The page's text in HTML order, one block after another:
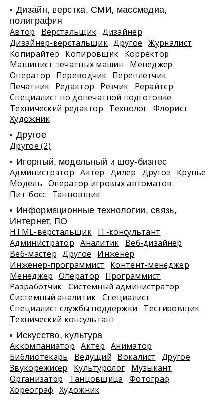
Дизайн, верстка, СМИ, массмедиа,
полиграфия
Автор Верстальщик Дизайнер
Дизайнер-верстальщик Другое
Журналист
Копирайтер
Копировщик
Корректор
Машинист печатных машин
Менеджер
Оператор
Переводчик
Переплетчик
Печатник
Редактор Резчик
Рерайтер
Специалист по допечатной подготовке
Технический редактор
Технолог Флорист
Художник
Другое
Другое (2)
Игорный, модельный и шоу-бизнес
Администратор Актер Дилер Другое
Крупье
Модель Оператор игровых автоматов
Пит-босс
Танцовщик
Информационные технологии, связь,
Интернет, ПО
HTML-верстальщик IT-консультант
Администратор
Аналитик
Веб-дизайнер
Веб-мастер
Другое
Инженер
Инженер-программист
Контент-менеджер
Менеджер
Оператор
Программист
Разработчик Системный администратор
Системный аналитик Специалист
Специалист службы поддержки
Тестировщик
Технический консультант
Искусство, культура
Аккомпаниатор Актер
Аниматор
Библиотекарь
Ведущий Вокалист
Другое
Звукорежисер
Культуролог
Музыкант
Организатор
Танцовщица
Фотограф
Хореограф
Художник